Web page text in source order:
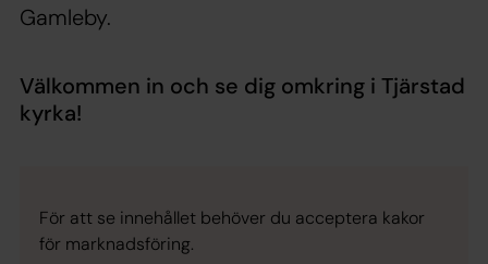
Gamleby.
Välkommen in och se dig omkring i Tjärstad
kyrka!
För att se innehållet behöver du acceptera kakor
för marknadsföring.